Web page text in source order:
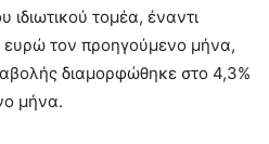
ιδιωτικού τομέα, έναντι
τον προηγούμενο μήνα,
διαμορφώθηκε στο 4,3%
μήνα.